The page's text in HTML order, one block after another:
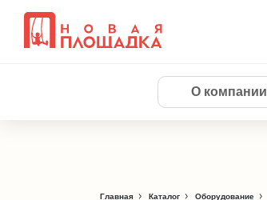
О компании
Главная Каталог Оборудование